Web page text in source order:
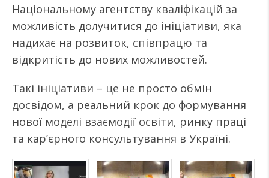
Національному агентству кваліфікацій за
можливість долучитися до ініціативи, яка
надихає на розвиток, співпрацю та
відкритість до нових можливостей.
Такі ініціативи – це не просто обмін
досвідом, а реальний крок до формування
нової моделі взаємодії освіти, ринку праці
та кар’єрного консультування в Україні.